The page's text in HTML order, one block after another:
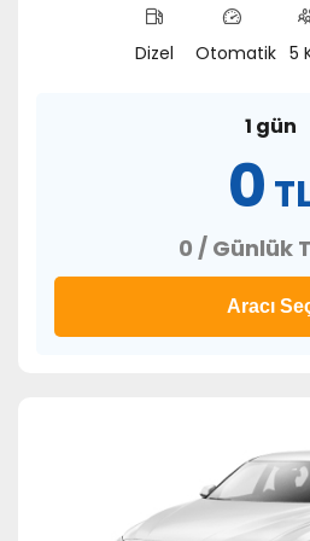
Dizel Otomatik 5
1 gün
0
0 / Günlük
Aracı